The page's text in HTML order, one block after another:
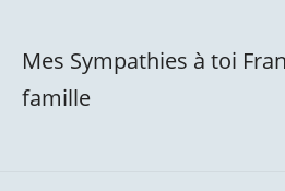
Mes Sympathies à toi
famille